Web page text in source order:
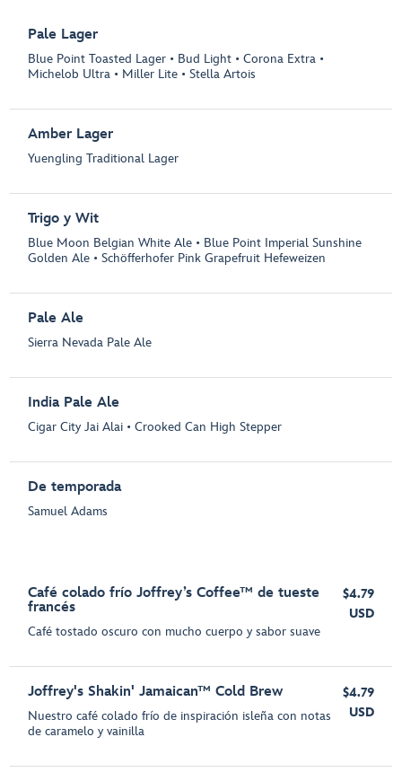
Pale Lager
Blue Point Toasted Lager • Bud Light • Corona Extra •
Michelob Ultra • Miller Lite • Stella Artois
Amber Lager
Yuengling Traditional Lager
Trigo y Wit
Blue Moon Belgian White Ale • Blue Point Imperial Sunshine
Golden Ale • Schöfferhofer Pink Grapefruit Hefeweizen
Pale Ale
Sierra Nevada Pale Ale
India Pale Ale
Cigar City Jai Alai • Crooked Can High Stepper
De temporada
Samuel Adams
Café colado frío Joffrey’s Coffee™ de tueste
francés
Café tostado oscuro con mucho cuerpo y sabor suave
$4.79
USD
Joffrey's Shakin' Jamaican™ Cold Brew
Nuestro café colado frío de inspiración isleña con notas
de caramelo y vainilla
$4.79
USD